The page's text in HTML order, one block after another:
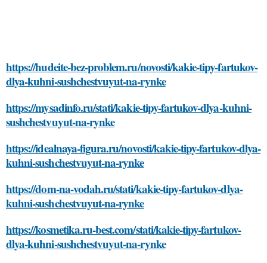
https://hudeite-bez-problem.ru/novosti/kakie-tipy-fartukov-
dlya-kuhni-sushchestvuyut-na-rynke
https://mysadinfo.ru/stati/kakie-tipy-fartukov-dlya-kuhni-
sushchestvuyut-na-rynke
https://idealnaya-figura.ru/novosti/kakie-tipy-fartukov-dlya-
kuhni-sushchestvuyut-na-rynke
https://dom-na-vodah.ru/stati/kakie-tipy-fartukov-dlya-
kuhni-sushchestvuyut-na-rynke
https://kosmetika.ru-best.com/stati/kakie-tipy-fartukov-
dlya-kuhni-sushchestvuyut-na-rynke